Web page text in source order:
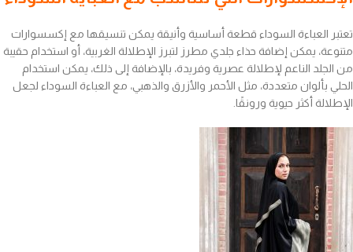
تعتبر العباءة السوداء قطعة أساسية وأنيقة يمكن تنسيقها مع إكسسوارات
متنوعة، يمكن إضافة حذاء جلدي مطرز لتبرز الإطلالة الغربية، أو استخدام حقيبة
من الجلد الناعم لإطلالة عصرية وفريدة، بالإضافة إلى ذلك، يمكن استخدام
الحلي بألوان متعددة، مثل الأحمر والأزرق والذهبي، مع العباءة السوداء لجعل
الإطلالة أكثر حيوية ورونقًا.